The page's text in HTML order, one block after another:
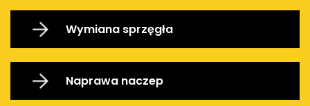
Wymiana sprzęgła
Naprawa naczep